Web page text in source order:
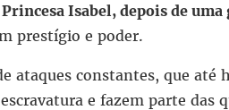
Isabel, depois de
prestígio e poder.
ataques constantes, que até
e fazem parte das